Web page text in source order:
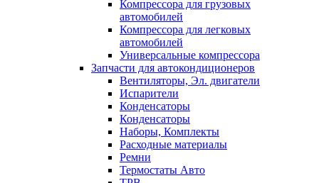
Компрессора для грузовых
автомобилей
Компрессора для легковых
автомобилей
Универсальные компрессора
Запчасти для автокондиционеров
Вентиляторы, Эл. двигатели
Испарители
Конденсаторы
Конденсаторы
Наборы, Комплекты
Расходные материалы
Ремни
Термостаты Авто